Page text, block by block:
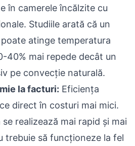
în camerele încălzite cu
Studiile arată că un
atinge temperatura
40% mai repede decât un
pe convecție naturală.
la facturi: Eficiența
direct în costuri mai mici.
realizează mai rapid și mai
trebuie să funcționeze la fel